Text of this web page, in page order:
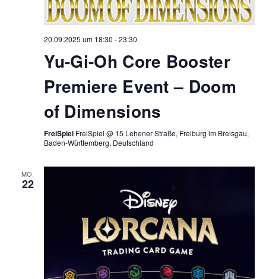
20.09.2025 um 18:30 -23:30
Yu-Gi-Oh Core Booster
Premiere Event – Doom
of Dimensions
FreiSpiel FreiSpiel @ 15 Lehener Straße, Freiburg im Breisgau,
Baden-Württemberg, Deutschland
MO.
22